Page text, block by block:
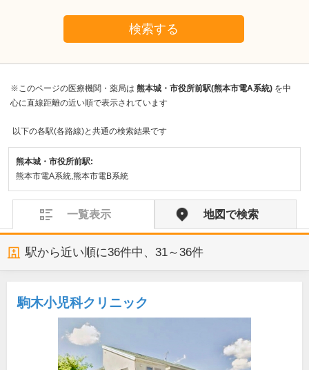
検索する
※このページの医療機関・薬局は 熊本城・市役所前駅(熊本市電A系統) を中
心に直線距離の近い順で表示されています
以下の各駅(各路線)と共通の検索結果です
熊本城・市役所前駅:
熊本市電A系統,熊本市電B系統
一覧表示 地図で検索
駅から近い順に36件中、 31～36件
駒木小児科クリニック